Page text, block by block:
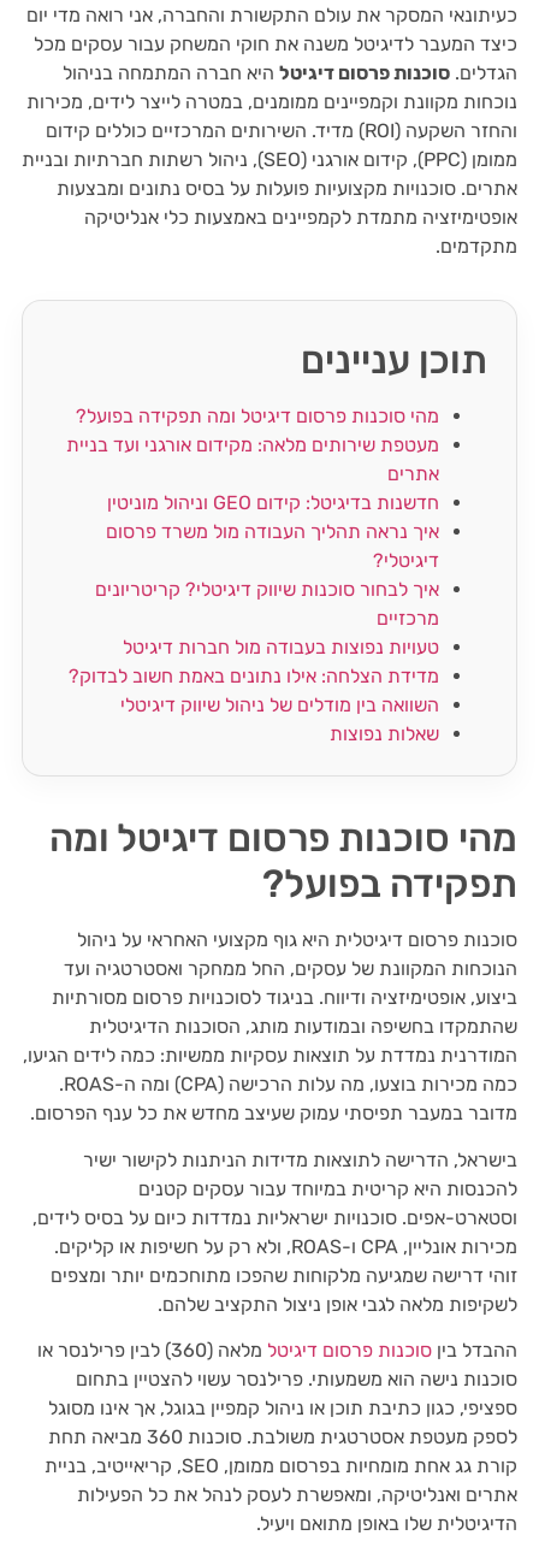
כעיתונאי המסקר את עולם התקשורת והחברה, אני רואה מדי יום
כיצד המעבר לדיגיטל משנה את חוקי המשחק עבור עסקים מכל
הגדלים. סוכנות פרסום דיגיטל היא חברה המתמחה בניהול
נוכחות מקוונת וקמפיינים ממומנים, במטרה לייצר לידים, מכירות
והחזר השקעה (ROI) מדיד. השירותים המרכזיים כוללים קידום
ממומן (PPC), קידום אורגני (SEO), ניהול רשתות חברתיות ובניית
אתרים. סוכנויות מקצועיות פועלות על בסיס נתונים ומבצעות
אופטימיזציה מתמדת לקמפיינים באמצעות כלי אנליטיקה
מתקדמים.
תוכן עניינים
מהי סוכנות פרסום דיגיטל ומה תפקידה בפועל?
מעטפת שירותים מלאה: מקידום אורגני ועד בניית
אתרים
חדשנות בדיגיטל: קידום GEO וניהול מוניטין
איך נראה תהליך העבודה מול משרד פרסום
דיגיטלי?
איך לבחור סוכנות שיווק דיגיטלי? קריטריונים
מרכזיים
טעויות נפוצות בעבודה מול חברות דיגיטל
מדידת הצלחה: אילו נתונים באמת חשוב לבדוק?
השוואה בין מודלים של ניהול שיווק דיגיטלי
שאלות נפוצות
מהי סוכנות פרסום דיגיטל ומה
תפקידה בפועל?
סוכנות פרסום דיגיטלית היא גוף מקצועי האחראי על ניהול
הנוכחות המקוונת של עסקים, החל ממחקר ואסטרטגיה ועד
ביצוע, אופטימיזציה ודיווח. בניגוד לסוכנויות פרסום מסורתיות
שהתמקדו בחשיפה ובמודעות מותג, הסוכנות הדיגיטלית
המודרנית נמדדת על תוצאות עסקיות ממשיות: כמה לידים הגיעו,
כמה מכירות בוצעו, מה עלות הרכישה (CPA) ומה ה-ROAS.
מדובר במעבר תפיסתי עמוק שעיצב מחדש את כל ענף הפרסום.
בישראל, הדרישה לתוצאות מדידות הניתנות לקישור ישיר
להכנסות היא קריטית במיוחד עבור עסקים קטנים
וסטארט-אפים. סוכנויות ישראליות נמדדות כיום על בסיס לידים,
מכירות אונליין, CPA ו-ROAS, ולא רק על חשיפות או קליקים.
זוהי דרישה שמגיעה מלקוחות שהפכו מתוחכמים יותר ומצפים
לשקיפות מלאה לגבי אופן ניצול התקציב שלהם.
ההבדל בין סוכנות פרסום דיגיטל
מלאה (360) לבין פרילנסר או
סוכנות נישה הוא משמעותי. פרילנסר עשוי להצטיין בתחום
ספציפי, כגון כתיבת תוכן או ניהול קמפיין בגוגל, אך אינו מסוגל
לספק מעטפת אסטרטגית משולבת. סוכנות 360 מביאה תחת
קורת גג אחת מומחיות בפרסום ממומן, SEO, קריאייטיב, בניית
אתרים ואנליטיקה, ומאפשרת לעסק לנהל את כל הפעילות
הדיגיטלית שלו באופן מתואם ויעיל.